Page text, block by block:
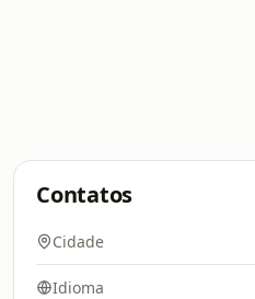
Contatos
Cidade
Idioma